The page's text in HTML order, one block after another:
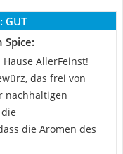
GUT
AllerFeinst!
das frei von
nachhaltigen
die Aromen des